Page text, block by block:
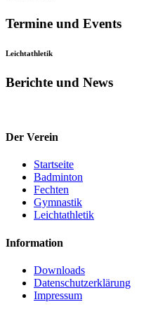
Termine und Events
Leichtathletik
Berichte und News
Der Verein
Startseite
Badminton
Fechten
Gymnastik
Leichtathletik
Information
Downloads
Datenschutzerklärung
Impressum